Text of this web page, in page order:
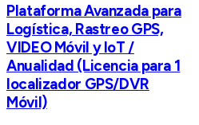
Plataforma Avanzada para
Logística, Rastreo GPS,
VIDEO Móvil y IoT /
Anualidad (Licencia para 1
localizador GPS/DVR
Móvil)